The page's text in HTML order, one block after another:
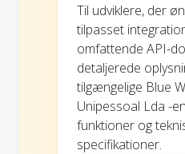
Til udviklere, der
tilpasset
omfattende API-
detaljerede
tilgængelige Blue
Unipessoal Lda -
funktioner og
specifikationer.